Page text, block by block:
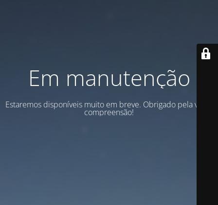
Em manutenção
Estaremos disponíveis muito em breve. Obrigado pela vossa
compreensão!